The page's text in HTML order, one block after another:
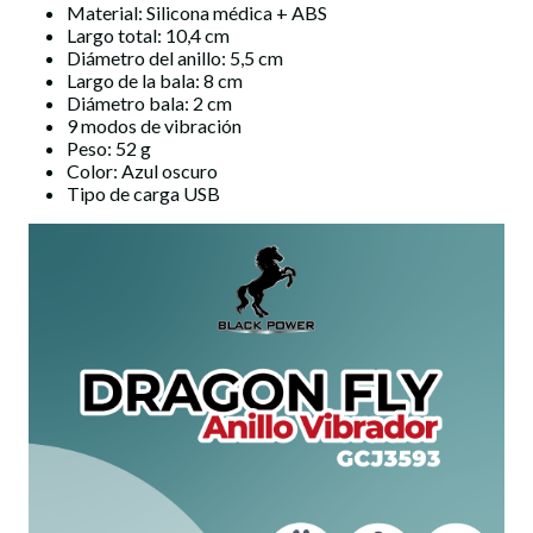
Material: Silicona médica + ABS
Largo total: 10,4 cm
Diámetro del anillo: 5,5 cm
Largo de la bala: 8 cm
Diámetro bala: 2 cm
9 modos de vibración
Peso: 52 g
Color: Azul oscuro
Tipo de carga USB